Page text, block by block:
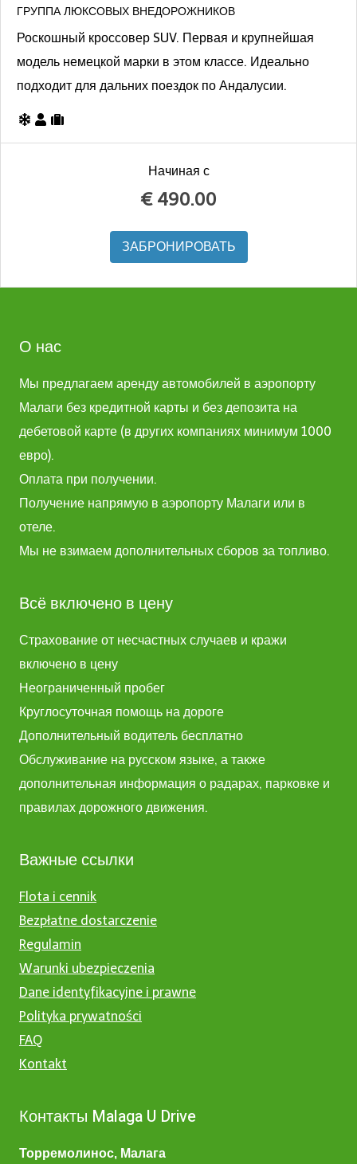
ГРУППА ЛЮКСОВЫХ ВНЕДОРОЖНИКОВ
Роскошный кроссовер SUV. Первая и крупнейшая
модель немецкой марки в этом классе. Идеально
подходит для дальних поездок по Андалусии.
Начиная с
€ 490.00
ЗАБРОНИРОВАТЬ
О нас
Мы предлагаем аренду автомобилей в аэропорту
Малаги без кредитной карты и без депозита на
дебетовой карте (в других компаниях минимум 1000
евро).
Оплата при получении.
Получение напрямую в аэропорту Малаги или в
отеле.
Мы не взимаем дополнительных сборов за топливо.
Всё включено в цену
Страхование от несчастных случаев и кражи
включено в цену
Неограниченный пробег
Круглосуточная помощь на дороге
Дополнительный водитель бесплатно
Обслуживание на русском языке, а также
дополнительная информация о радарах, парковке и
правилах дорожного движения.
Важные ссылки
Flota i cennik
Bezpłatne dostarczenie
Regulamin
Warunki ubezpieczenia
Dane identyfikacyjne i prawne
Polityka prywatności
FAQ
Kontakt
Контакты Malaga U Drive
Торремолинос, Малага